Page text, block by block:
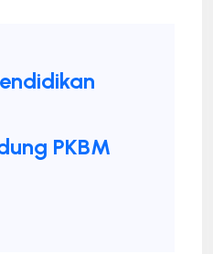
PKBM